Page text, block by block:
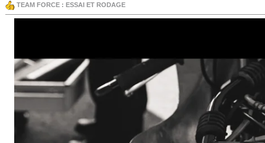
TEAM FORCE : ESSAI ET RODAGE